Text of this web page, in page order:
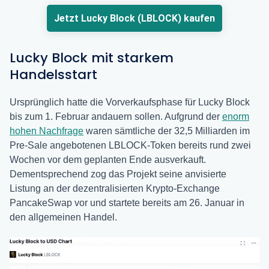
Jetzt Lucky Block (LBLOCK) kaufen
Lucky Block mit starkem
Handelsstart
Ursprünglich hatte die Vorverkaufsphase für Lucky Block
bis zum 1. Februar andauern sollen. Aufgrund der enorm
hohen Nachfrage waren sämtliche der 32,5 Milliarden im
Pre-Sale angebotenen LBLOCK-Token bereits rund zwei
Wochen vor dem geplanten Ende ausverkauft.
Dementsprechend zog das Projekt seine anvisierte
Listung an der dezentralisierten Krypto-Exchange
PancakeSwap vor und startete bereits am 26. Januar in
den allgemeinen Handel.